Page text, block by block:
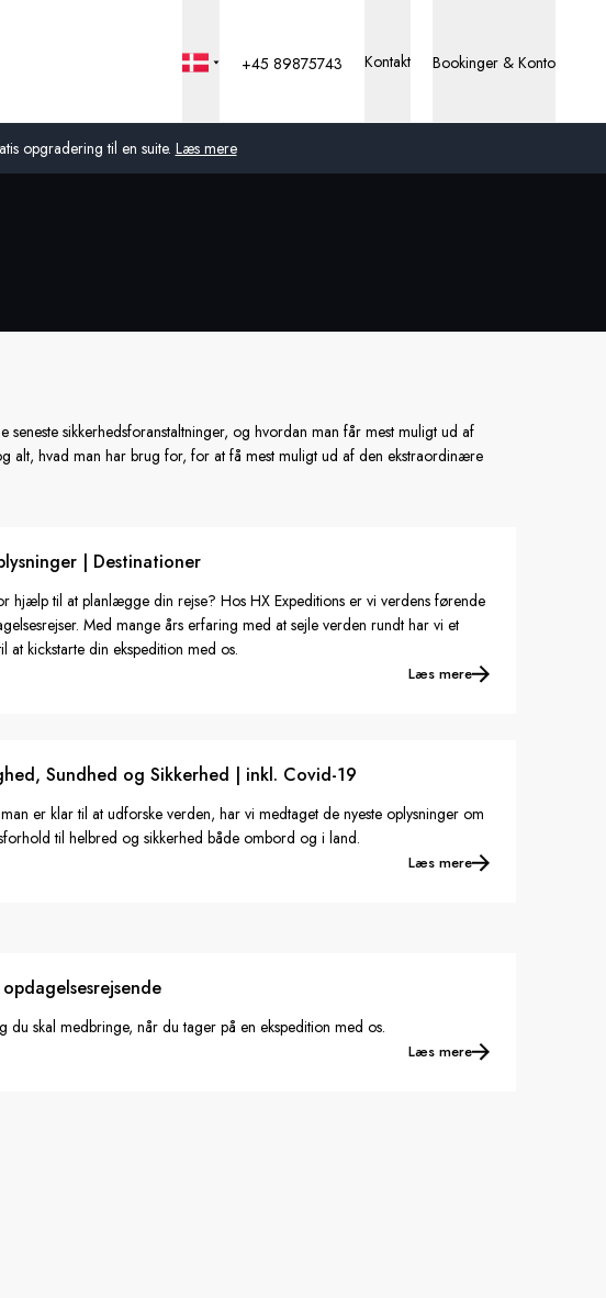
opgradering til en suite. Læs mere
Schweiz
Danmark
+45 89875743 Kontakt Bookinger & Konto
sikkerhedsforanstaltninger, og hvordan man får mest muligt ud af
alt, hvad man har brug for, for at få mest muligt ud af den ekstraordinære
| Destinationer
hjælp til at planlægge din rejse? Hos HX Expeditions er vi verdens førende
Med mange års erfaring med at sejle verden rundt har vi et
at kickstarte din ekspedition med os.
Læs mere
Sundhed og Sikkerhed | inkl. Covid-19
er klar til at udforske verden, har vi medtaget de nyeste oplysninger om
til helbred og sikkerhed både ombord og i land.
Læs mere
du skal medbringe, når du tager på en ekspedition med os.
Læs mere